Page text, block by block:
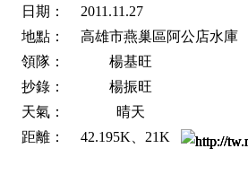
日期：
2011.11.27
地點：
高雄市燕巢區阿公店水庫
領隊：
楊基旺
抄錄：
楊振旺
天氣：
晴天
距離：
42.195K 21K